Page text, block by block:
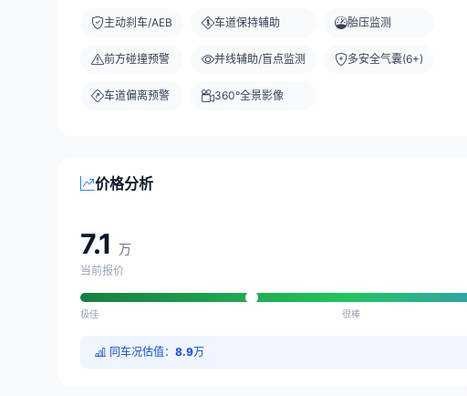
主动刹车/AEB
前方碰撞预警
车道偏离预警
车道保持辅助
并线辅助/盲点监测
360°全景影像
胎压监测
多安全气囊(6+)
价格分析
7.1 万
当前报价
极佳 很棒
同车况估值： 8.9万